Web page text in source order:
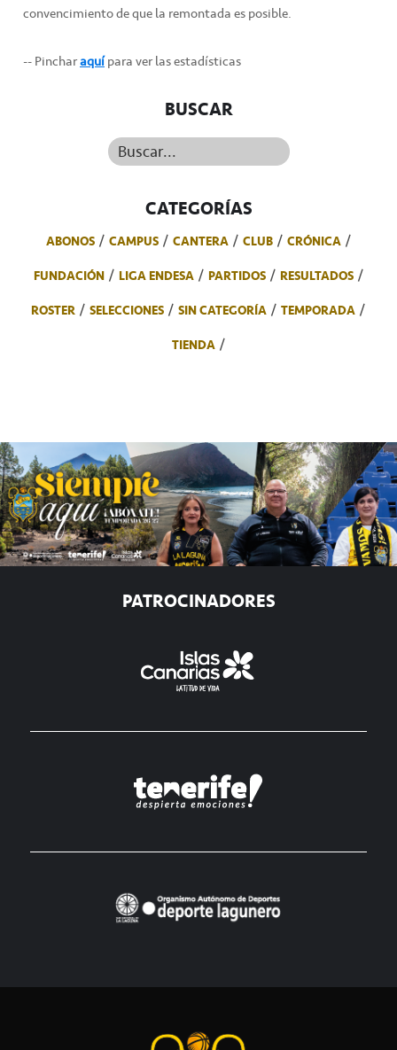
convencimiento de que la remontada es posible.
-- Pincharaquípara ver las estadísticas
BUSCAR
Buscar...
CATEGORÍAS
ABONOS CAMPUS CANTERA CLUB
CRÓNICA
FUNDACIÓN
LIGA ENDESA PARTIDOS
RESULTADOS
ROSTER
SELECCIONES SIN CATEGORÍA
TEMPORADA
TIENDA
PATROCINADORES